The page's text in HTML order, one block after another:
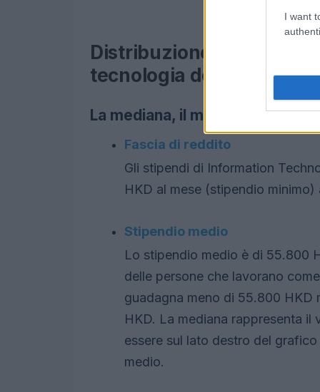
I want
Distribuzione degli
tecnologia
La mediana, il massimo, il
Fascia di reddito
Gli stipendi di Information
HKD al mese (stipendio
Stipendio medio
Lo stipendio medio è di 55.800
delle persone che lavorano
guadagna meno di 55.800 HKD
HKD. La mediana rappresenta il
essere sul lato destro del
medio.